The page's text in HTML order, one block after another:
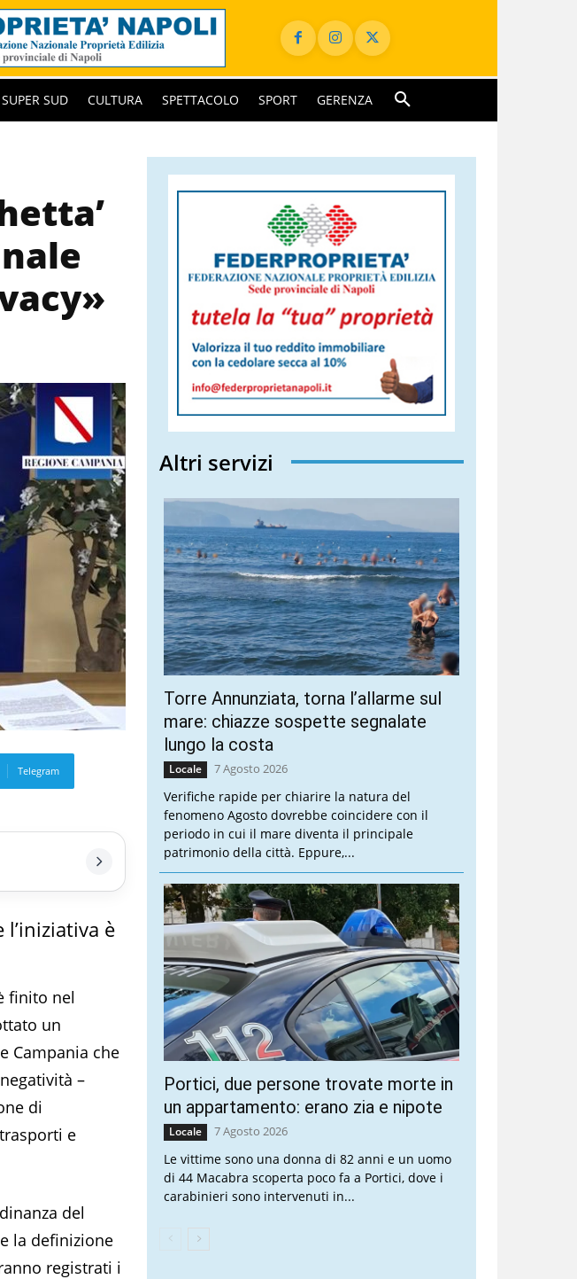
SUPER SUD CULTURA SPETTACOLO SPORT GERENZA
Telegram
è
finito nel
un
Campania che
–
di
e
del
la definizione
registrati i
Altri servizi
Torre Annunziata, torna l’allarme sul
mare: chiazze sospette segnalate
lungo la costa
Locale 7 Agosto 2026
Verifiche rapide per chiarire la natura del
fenomeno Agosto dovrebbe coincidere con il
periodo in cui il mare diventa il principale
patrimonio della città. Eppure,...
Portici, due persone trovate morte in
un appartamento: erano zia e nipote
Locale 7 Agosto 2026
Le vittime sono una donna di 82 anni e un uomo
di 44 Macabra scoperta poco fa a Portici, dove i
carabinieri sono intervenuti in...